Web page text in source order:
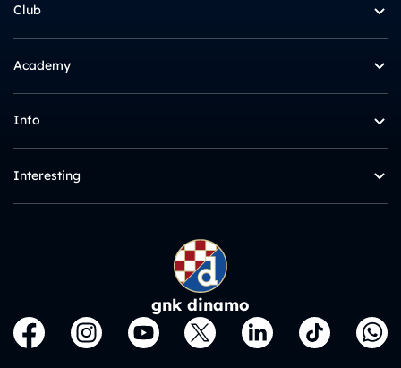
Club
Academy
Info
Interesting
gnk dinamo